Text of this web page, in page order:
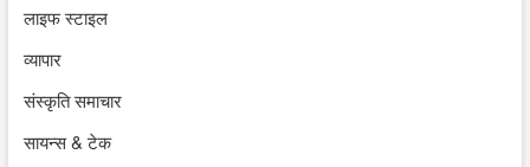
लाइफ स्टाइल
व्यापार
संस्कृति समाचार
सायन्स & टेक